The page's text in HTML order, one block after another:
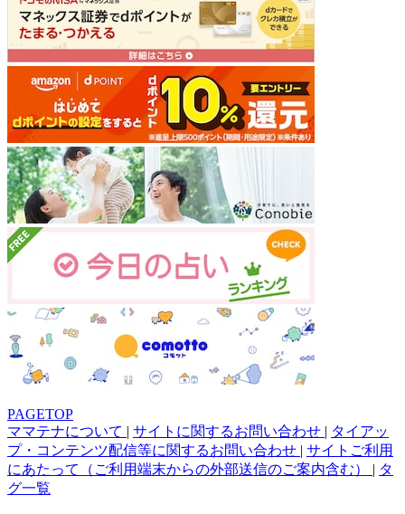
PAGETOP
ママテナについて | サイトに関するお問い合わせ | タイアッ
プ・コンテンツ配信等に関するお問い合わせ | サイトご利用
にあたって（ご利用端末からの外部送信のご案内含む） | タ
グ一覧